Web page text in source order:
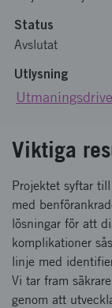
Status
Avslutat
Utlysning
Viktiga
Projektet syftar
med
lösningar för att
komplikationer
linje med
Vi tar fram
genom att